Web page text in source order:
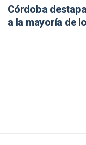
Córdoba
a la mayoría de